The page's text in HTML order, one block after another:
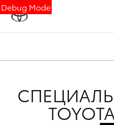
Debug Mode